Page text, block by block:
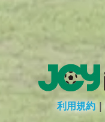
利用規約 |